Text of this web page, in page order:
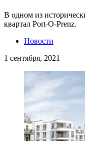
В одном из
квартал Port-O-Prenz.
Новости
1 сентября, 2021